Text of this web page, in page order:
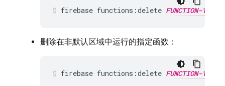
firebase functions:delete FUNCTION-
删除在非默认区域中运行的指定函数：
firebase functions:delete FUNCTION-